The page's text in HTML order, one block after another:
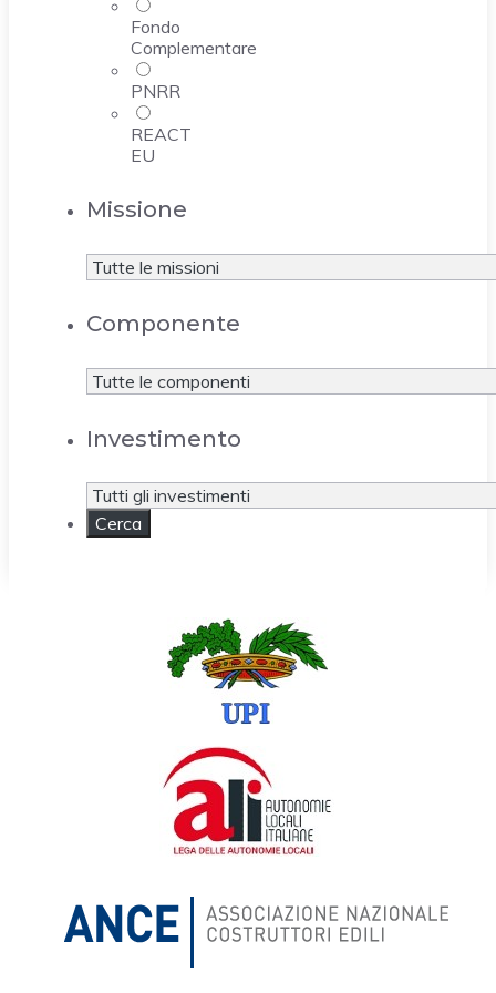
Fondo
Complementare
PNRR
REACT
EU
Missione
Componente
Investimento